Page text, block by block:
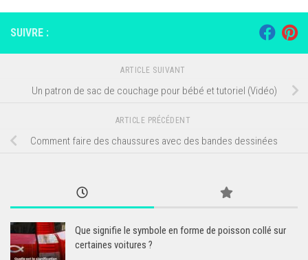
SUIVRE :
ARTICLE SUIVANT
Un patron de sac de couchage pour bébé et tutoriel (Vidéo)
ARTICLE PRÉCÉDENT
Comment faire des chaussures avec des bandes dessinées
Que signifie le symbole en forme de poisson collé sur
certaines voitures ?